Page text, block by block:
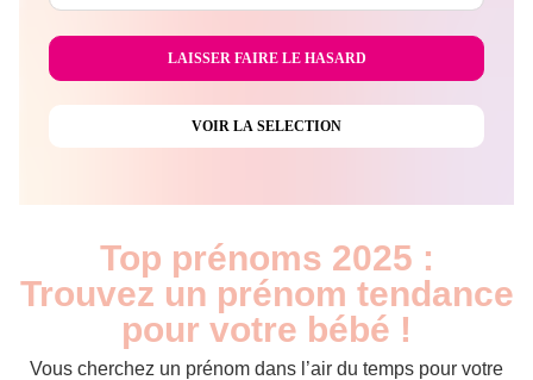
Top prénoms 2025 :
Trouvez un prénom tendance
pour votre bébé !
Vous cherchez un prénom dans l’air du temps pour votre